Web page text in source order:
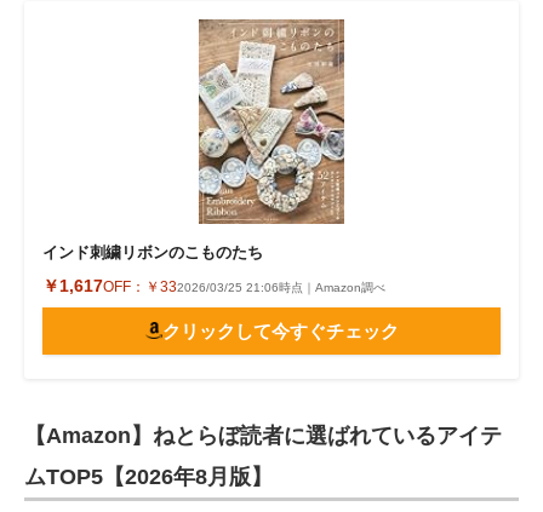
インド刺繍リボンのこものたち
￥1,617OFF： ￥332026/03/25 21:06時点｜Amazon調べ
クリックして今すぐチェック
【Amazon】ねとらぼ読者に選ばれているアイテ
ムTOP5【2026年8月版】